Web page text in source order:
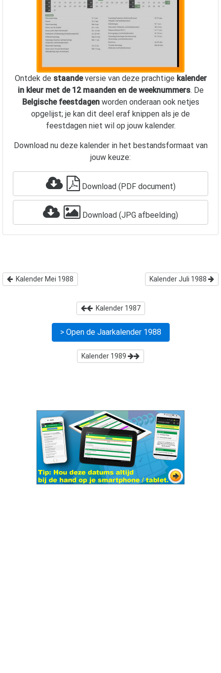
Ontdek de staandeversie van deze prachtige kalender
in kleur met de 12 maanden en de weeknummers. De
Belgische feestdagenworden onderaan ook netjes
opgelijst; je kan dit deel eraf knippen als je de
feestdagen niet wil op jouw kalender.
Download nu deze kalender in het bestandsformaat van
jouw keuze:
Download (PDF document)
Download (JPG afbeelding)
Kalender Mei 1988 Kalender Juli 1988
Kalender 1987
> Open de Jaarkalender 1988
Kalender 1989